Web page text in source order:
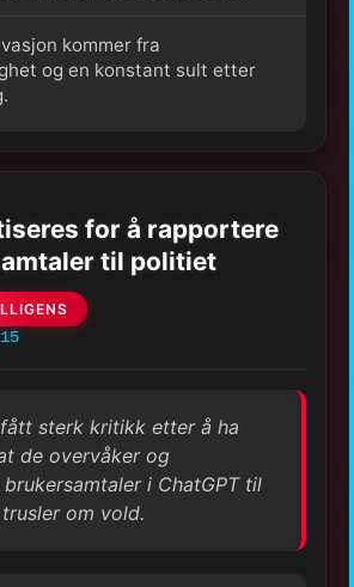
kommer fra
og en konstant sult etter
for å rapportere
til politiet
fått sterk kritikk etter å ha
de overvåker og
i ChatGPT til
om vold.